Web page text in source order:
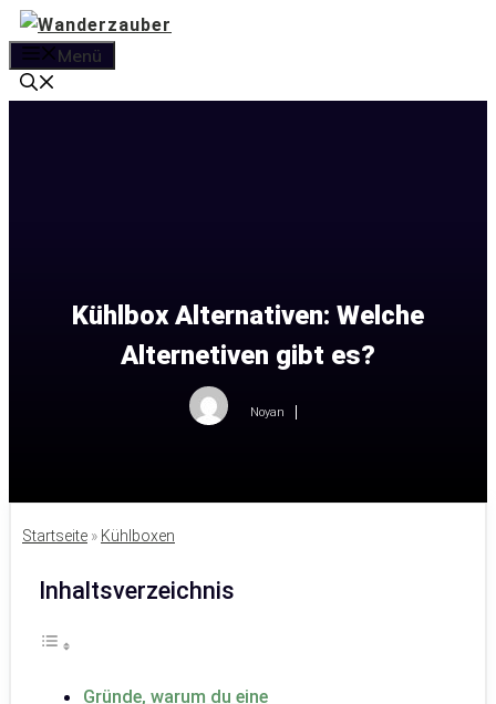
Zum
Inhalt
springen
Menü
Kühlbox Alternativen: Welche
Alternetiven gibt es?
Noyan
Startseite » Kühlboxen
Inhaltsverzeichnis
Gründe, warum du eine